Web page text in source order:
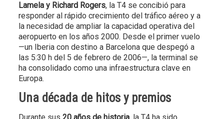
Lamela y Richard Rogers, la T4 se concibió para
responder al rápido crecimiento del tráfico aéreo y a
la necesidad de ampliar la capacidad operativa del
aeropuerto en los años 2000. Desde el primer vuelo
—un Iberia con destino a Barcelona que despegó a
las 5:30 h del 5 de febrero de 2006—, la terminal se
ha consolidado como una infraestructura clave en
Europa.
Una década de hitos y premios